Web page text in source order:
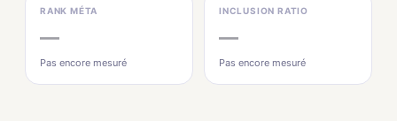
RANK MÉTA
—
Pas encore mesuré
INCLUSION RATIO
—
Pas encore mesuré